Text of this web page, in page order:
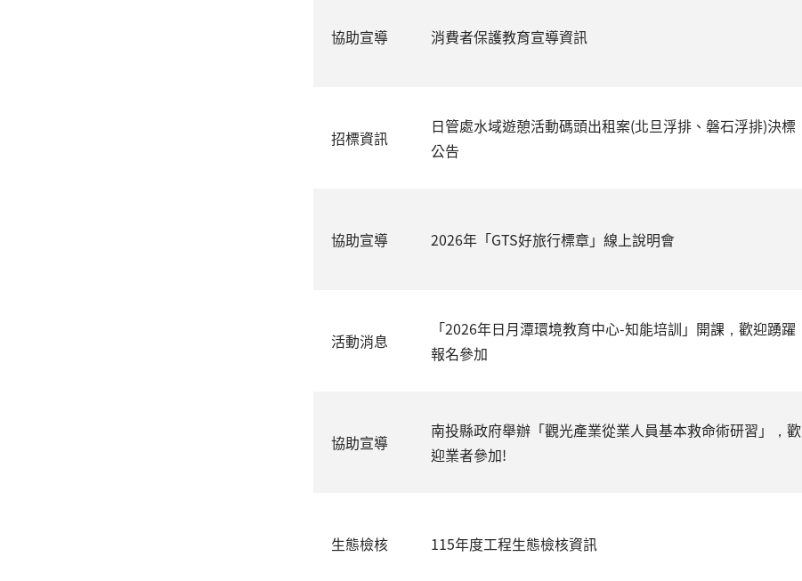
協助宣導 消費者保護教育宣導資訊
招標資訊
日管處水域遊憩活動碼頭出租案(北旦浮排、磐石浮排)決標
公告
協助宣導 2026年「GTS好旅行標章」線上說明會
活動消息
「2026年日月潭環境教育中心-知能培訓」開課，歡迎踴躍
報名參加
協助宣導
南投縣政府舉辦「觀光產業從業人員基本救命術研習」，歡
迎業者參加!
生態檢核 115年度工程生態檢核資訊